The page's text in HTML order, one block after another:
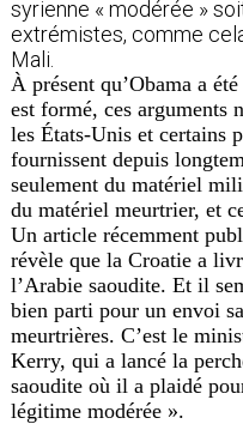
syrienne « modérée »
extrémistes, comme
Mali.
À présent qu’Obama a
est formé, ces arguments
les États-Unis et certains
fournissent depuis
seulement du matériel
du matériel meurtrier, et
Un article récemment
révèle que la Croatie a
l’Arabie saoudite. Et il
bien parti pour un envoi
meurtrières. C’est le
Kerry, qui a lancé la
saoudite où il a plaidé
légitime modérée ».